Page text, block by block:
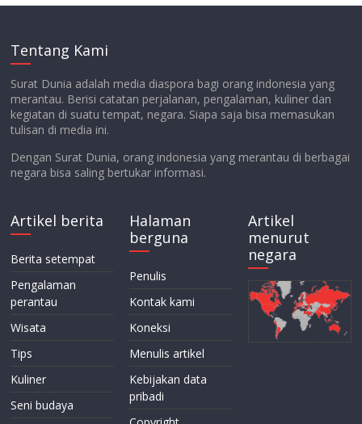
Tentang Kami
Surat Dunia adalah media diaspora bagi orang indonesia yang
merantau. Berisi catatan perjalanan, pengalaman, kuliner dan
kegiatan di suatu tempat, negara. Siapa saja bisa memasukan
tulisan di media ini.
Dengan Surat Dunia, orang indonesia yang merantau di berbagai
negara bisa saling bertukar informasi.
Artikel berita
Berita setempat
Pengalaman
perantau
Wisata
Tips
Kuliner
Seni budaya
Halaman
berguna
Penulis
Kontak kami
Koneksi
Menulis artikel
Kebijakan data
pribadi
Artikel
menurut
negara